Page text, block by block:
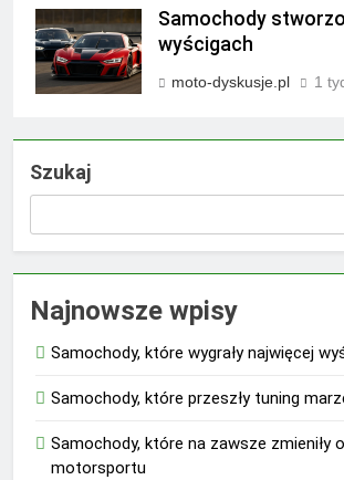
Samochody
wyścigach
moto-dyskusje.pl 1
Szukaj
Najnowsze wpisy
Samochody, które wygrały najwięcej
Samochody, które przeszły tuning
Samochody, które na zawsze zmieniły
motorsportu